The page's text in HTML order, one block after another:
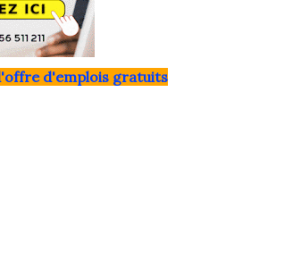
d'emplois gratuits